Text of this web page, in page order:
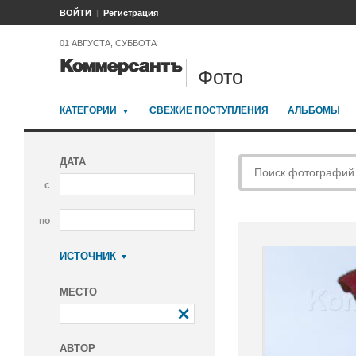
ВОЙТИ Регистрация
01 АВГУСТА, СУББОТА
Фото
КАТЕГОРИИ СВЕЖИЕ ПОСТУПЛЕНИЯ АЛЬБОМЫ
ДАТА
с
по
ИСТОЧНИК
МЕСТО
АВТОР